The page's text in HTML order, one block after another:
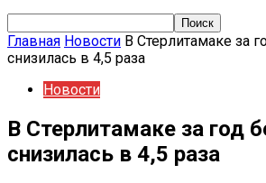
Главная Новости В Стерлитамаке за
снизилась в 4,5 раза
Новости
В Стерлитамаке за год
снизилась в 4,5 раза